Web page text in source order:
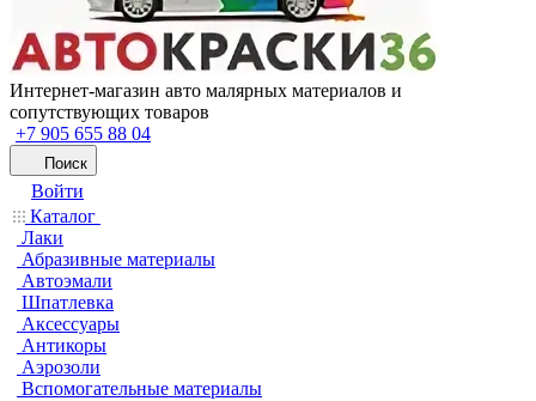
Интернет-магазин авто малярных материалов и
сопутствующих товаров
+7 905 655 88 04
Поиск
Войти
Каталог
Лаки
Абразивные материалы
Автоэмали
Шпатлевка
Аксессуары
Антикоры
Аэрозоли
Вспомогательные материалы